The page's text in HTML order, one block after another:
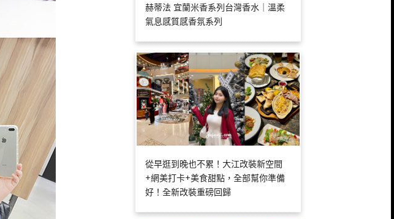
赫蒂法 宜蘭米香系列台灣香水｜溫柔
氣息感質感香氛系列
從早逛到晚也不累！大江改裝新空間
+網美打卡+美食甜點，全部幫你準備
好！全新改裝重磅回歸